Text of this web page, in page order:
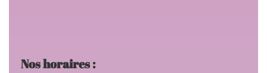
Nos horaires :